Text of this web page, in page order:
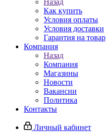
Назад
Как купить
Условия оплаты
Условия доставки
Гарантия на товар
Компания
Назад
Компания
Магазины
Новости
Вакансии
Политика
Контакты
Личный кабинет